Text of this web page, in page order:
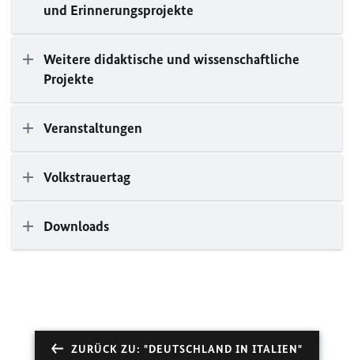
und Erinnerungsprojekte
Weitere didaktische und wissenschaftliche
Projekte
Veranstaltungen
Volkstrauertag
Downloads
ZURÜCK ZU: "DEUTSCHLAND IN ITALIEN"